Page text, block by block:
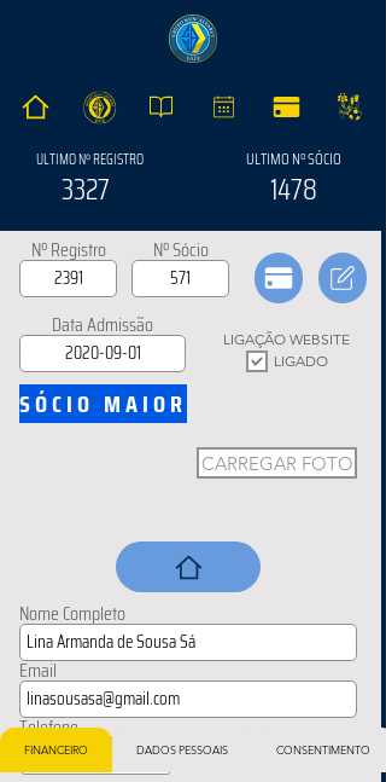
ULTIMO Nº REGISTRO
3327
ULTIMO Nº SÓCIO
1478
Nº Registro Nº Sócio
Data Admissão
LIGAÇÃO WEBSITE
LIGADO
SÓCIO MAIOR
CARREGAR FOTO
Nome Completo
Email
Telefone
FINANCEIRO DADOS PESSOAIS CONSENTIMENTO